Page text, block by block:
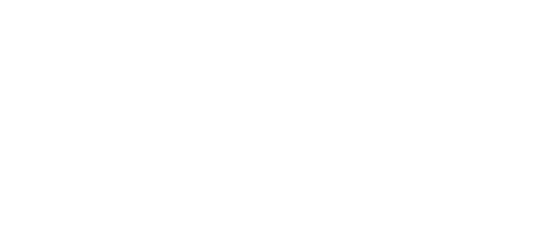
gaat eten, zet je buik sowieso uit vanwege de toegenomen
je rustmetabolisme is bepaald aan de hand van een
lijkt een heel precieze benadering maar dat is het niet. Dit is
met hetzelfde postuur en activiteitenpatroon kunnen